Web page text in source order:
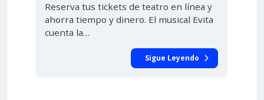
Reserva tus tickets de teatro en línea y
ahorra tiempo y dinero. El musical Evita
cuenta la…
Sigue Leyendo